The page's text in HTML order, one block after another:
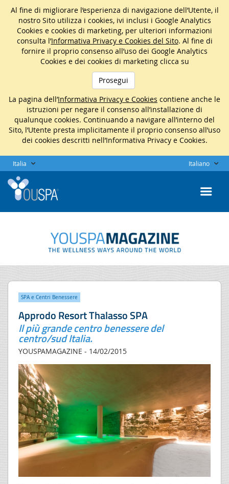
Al fine di migliorare l’esperienza di navigazione dell’Utente, il
nostro Sito utilizza i cookies, ivi inclusi i Google Analytics
Cookies e cookies di marketing, per ulteriori informazioni
consulta l’Informativa Privacy e Cookies del Sito. Al fine di
fornire il proprio consenso all’uso dei Google Analytics
Cookies e dei cookies di marketing clicca su
Prosegui
La pagina dell’Informativa Privacy e Cookies contiene anche le
istruzioni per negare il consenso all’installazione di
qualunque cookies. Continuando a navigare all’interno del
Sito, l’Utente presta implicitamente il proprio consenso all’uso
dei cookies descritti nell’Informativa Privacy e Cookies.
Italia Italiano
SPA e Centri Benessere
Approdo Resort Thalasso SPA
Il più grande centro benessere del
centro/sud Italia.
YOUSPAMAGAZINE - 14/02/2015